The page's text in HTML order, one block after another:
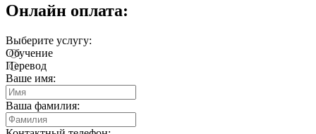
Онлайн оплата:
Выберите услугу:
Обучение
Перевод
Ваше имя:
Ваша фамилия: